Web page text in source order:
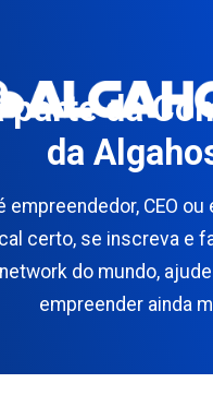
parte da
da
empreendedor, CEO
certo, se inscreva e
do mundo,
empreender ainda